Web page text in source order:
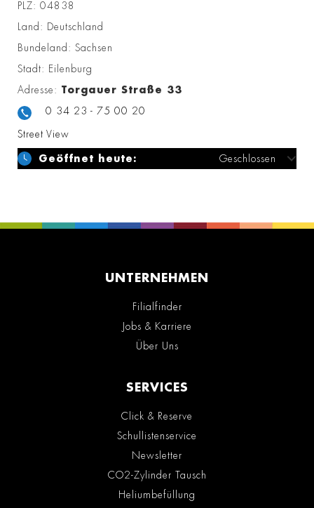
PLZ: 04838
Land: Deutschland
Bundeland: Sachsen
Stadt: Eilenburg
Adresse: Torgauer Straße 33
0 34 23 - 75 00 20
Street View
Geöffnet heute: Geschlossen
UNTERNEHMEN
Filialfinder
Jobs & Karriere
Über Uns
SERVICES
Click & Reserve
Schullistenservice
Newsletter
CO2-Zylinder Tausch
Heliumbefüllung